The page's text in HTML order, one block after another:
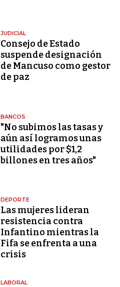
JUDICIAL
Consejo de Estado
suspende designación
de Mancuso como gestor
de paz
BANCOS
"No subimos las tasas y
aún así logramos unas
utilidades por $1,2
billones en tres años"
DEPORTE
Las mujeres lideran
resistencia contra
Infantino mientras la
Fifa se enfrenta a una
crisis
LABORAL